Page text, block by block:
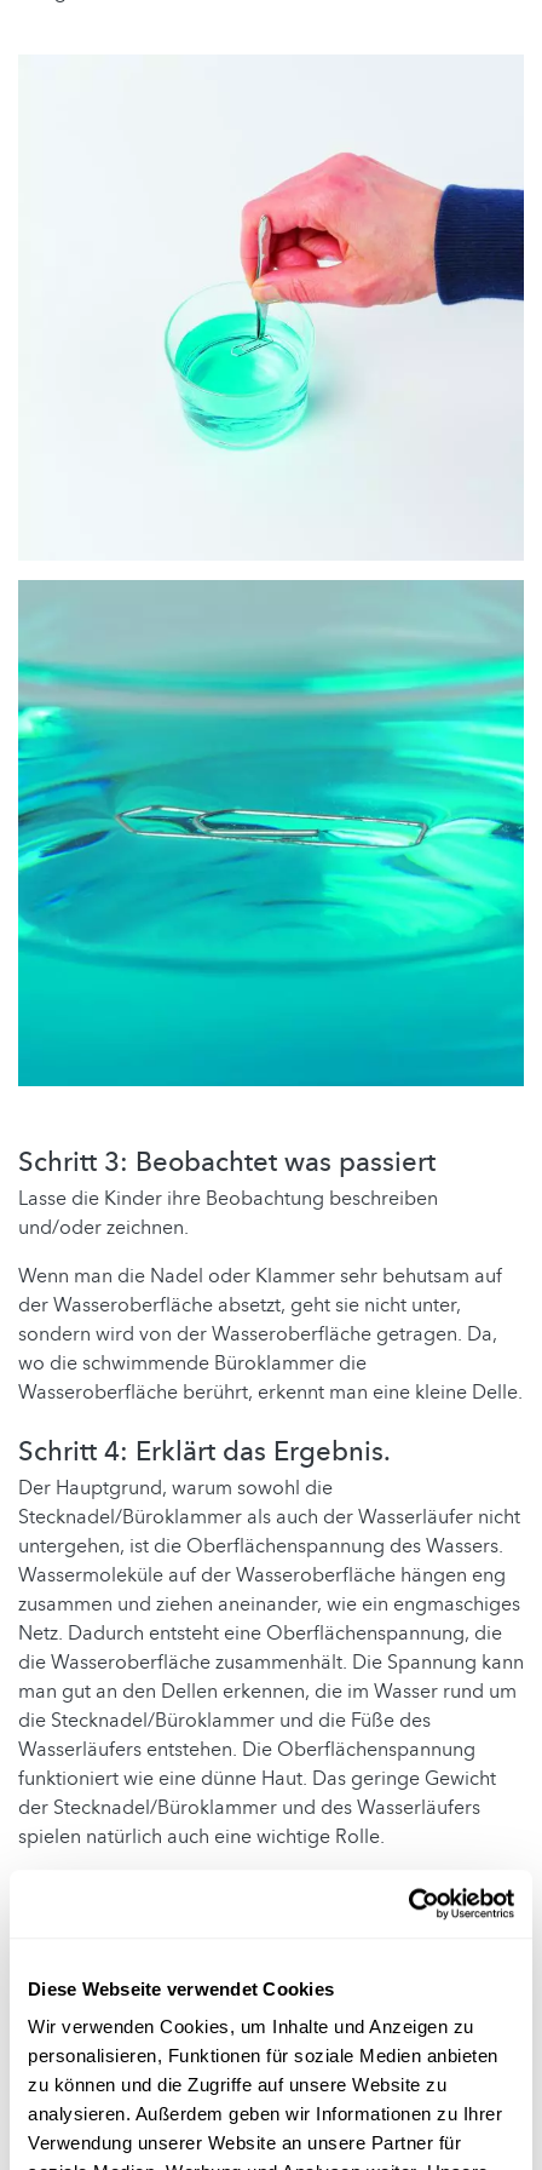
Diese Webseite verwendet Cookies
Wir verwenden Cookies, um Inhalte und Anzeigen zu
personalisieren, Funktionen für soziale Medien anbieten
zu können und die Zugriffe auf unsere Website zu
analysieren. Außerdem geben wir Informationen zu Ihrer
Verwendung unserer Website an unsere Partner für
Schritt 3: Beobachtet was passiert
Lasse die Kinder ihre Beobachtung beschreiben
und/oder zeichnen.
Wenn man die Nadel oder Klammer sehr behutsam auf
der Wasseroberfläche absetzt, geht sie nicht unter,
sondern wird von der Wasseroberfläche getragen. Da,
wo die schwimmende Büroklammer die
Wasseroberfläche berührt, erkennt man eine kleine Delle.
Schritt 4: Erklärt das Ergebnis.
Der Hauptgrund, warum sowohl die
Stecknadel/Büroklammer als auch der Wasserläufer nicht
untergehen, ist die Oberflächenspannung des Wassers.
Wassermoleküle auf der Wasseroberfläche hängen eng
zusammen und ziehen aneinander, wie ein engmaschiges
Netz. Dadurch entsteht eine Oberflächenspannung, die
die Wasseroberfläche zusammenhält. Die Spannung kann
man gut an den Dellen erkennen, die im Wasser rund um
die Stecknadel/Büroklammer und die Füße des
Wasserläufers entstehen. Die Oberflächenspannung
funktioniert wie eine dünne Haut. Das geringe Gewicht
der Stecknadel/Büroklammer und des Wasserläufers
spielen natürlich auch eine wichtige Rolle.
Eine detailliertere Erklärung und weitere Infos findest du
Antworten und Erklärungen bereits kennen. Es geht in
dieser Rubrik „Ideen für den naturwissenschaftlichen
Unterricht in der Grundschule“ vielmehr darum den
Kindern die wissenschaftliche Methode (Frage –
Hypothese – Experiment – Beobachtung/Fazit) näher zu
bringen, damit sie lernen diese selbstständig